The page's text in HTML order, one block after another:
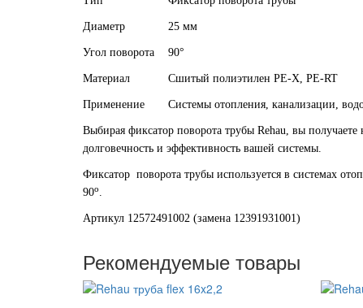
Диаметр 25 мм
Угол поворота 90°
Материал Сшитый полиэтилен PE-X, PE-RT
Применение Системы отопления, канализации,
Выбирая фиксатор поворота трубы Rehau, вы
долговечность и эффективность вашей системы.
Фиксатор поворота трубы используется в системах
90о.
Артикул 12572491002 (замена 12391931001)
Рекомендуемые товары